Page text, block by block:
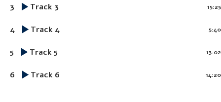
3 Track 3 15:25
4 Track 4 5:40
5 Track 5 13:02
6 Track 6 14:20